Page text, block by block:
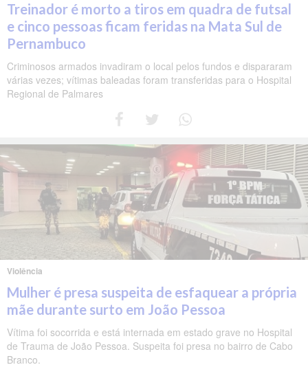
Treinador é morto a tiros em quadra de futsal
e cinco pessoas ficam feridas na Mata Sul de
Pernambuco
Criminosos armados invadiram o local pelos fundos e dispararam
várias vezes; vítimas baleadas foram transferidas para o Hospital
Regional de Palmares
Violência
Mulher é presa suspeita de esfaquear a própria
mãe durante surto em João Pessoa
Vítima foi socorrida e está internada em estado grave no Hospital
de Trauma de João Pessoa. Suspeita foi presa no bairro de Cabo
Branco.